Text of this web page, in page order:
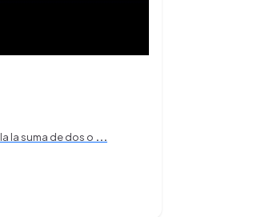
la suma de dos o ...